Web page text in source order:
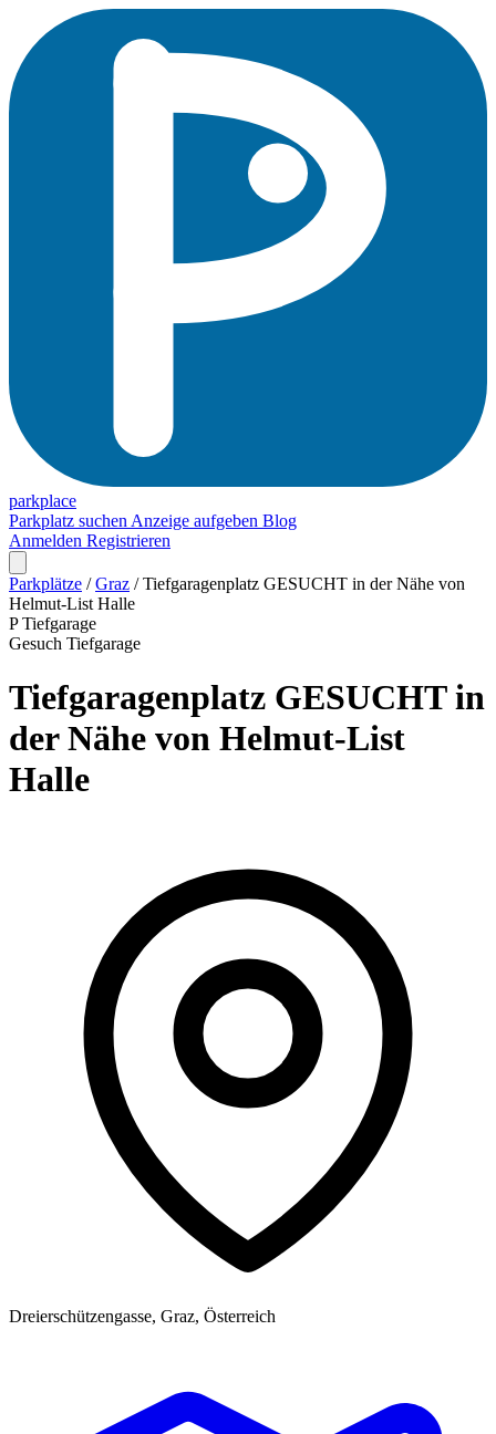
parkplace
Parkplatz suchen Anzeige aufgeben Blog
Anmelden Registrieren
Parkplätze / Graz / Tiefgaragenplatz GESUCHT in der Nähe von
Helmut-List Halle
P Tiefgarage
Gesuch Tiefgarage
Tiefgaragenplatz GESUCHT in
der Nähe von Helmut-List
Halle
Dreierschützengasse, Graz, Österreich